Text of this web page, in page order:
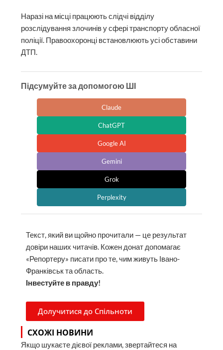
Наразі на місці працюють слідчі відділу
розслідування злочинів у сфері транспорту обласної
поліції. Правоохоронці встановлюють усі обставини
ДТП.
Підсумуйте за допомогою ШІ
Claude
ChatGPT
Google AI
Gemini
Grok
Perplexity
Текст, який ви щойно прочитали — це результат
довіри наших читачів. Кожен донат допомагає
«Репортеру» писати про те, чим живуть Івано-
Франківськ та область.
Інвестуйте в правду!
Долучитися до Спільноти
СХОЖІ НОВИНИ
Якщо шукаєте дієвої реклами, звертайтеся на